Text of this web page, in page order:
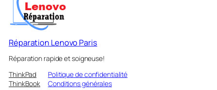
Réparation Lenovo Paris
Réparation rapide et soigneuse!
ThinkPad
ThinkBook
Politique de confidentialité
Conditions générales